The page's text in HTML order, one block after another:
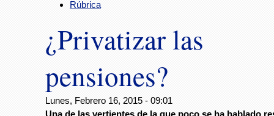
Rúbrica
¿Privatizar las
pensiones?
Lunes, Febrero 16, 2015 - 09:01
Una de las vertientes de la que poco se ha hablado